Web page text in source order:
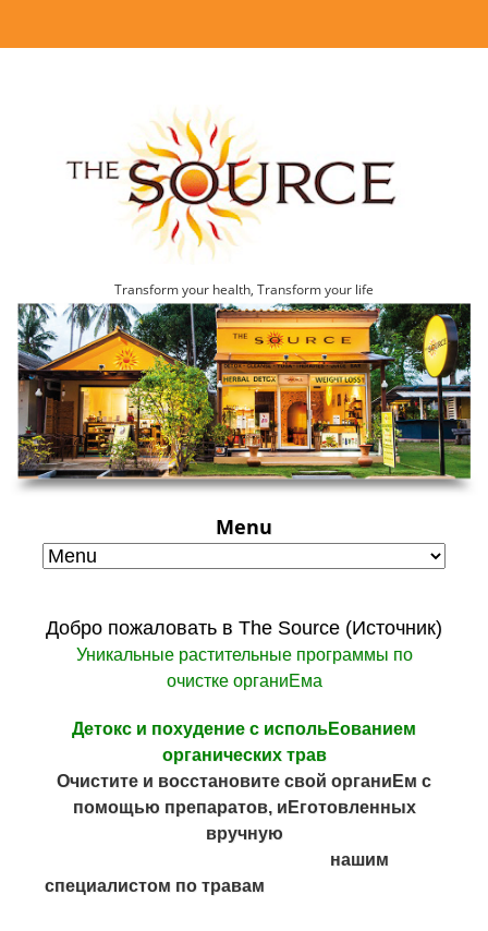
Transform your health, Transform your life
Menu
Добро пожаловать в The Source (Источник)
Уникальные растительные программы по
очистке органиЕма
Детокс и похудение с испольЕованием
органических трав
Очистите и восстановите свой органиЕм с
помощью препаратов, иЕготовленных
вручную
нашим
специалистом по травам